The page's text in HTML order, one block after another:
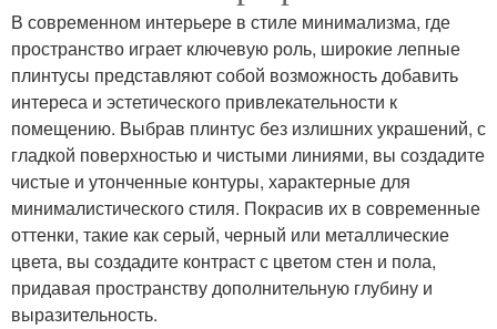
В современном интерьере в стиле минимализма, где
пространство играет ключевую роль, широкие лепные
плинтусы представляют собой возможность добавить
интереса и эстетического привлекательности к
помещению. Выбрав плинтус без излишних украшений, с
гладкой поверхностью и чистыми линиями, вы создадите
чистые и утонченные контуры, характерные для
минималистического стиля. Покрасив их в современные
оттенки, такие как серый, черный или металлические
цвета, вы создадите контраст с цветом стен и пола,
придавая пространству дополнительную глубину и
выразительность.